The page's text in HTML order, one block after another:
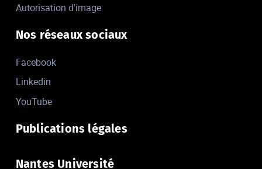
Autorisation d'image
Nos réseaux sociaux
Facebook
Linkedin
YouTube
Publications légales
Nantes Université